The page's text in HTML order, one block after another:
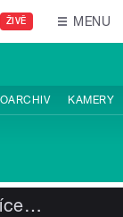
ŽIVĚ MENU
KAMERY
…